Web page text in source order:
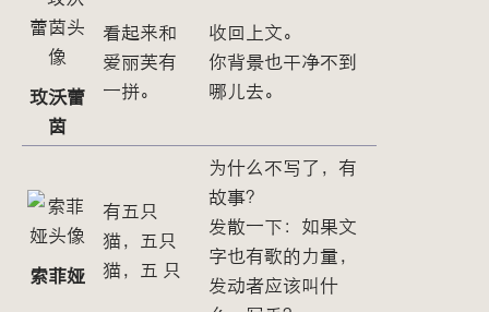
玫沃蕾
茵
看起来和
爱丽芙有
一拼。
收回上文。
你背景也干净不到
哪儿去。
索菲娅
有五只
猫，五只
猫，五 只
为什么不写了，有
故事？
发散一下：如果文
字也有歌的力量，
发动者应该叫什